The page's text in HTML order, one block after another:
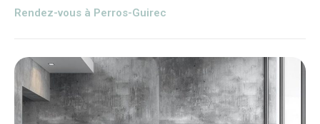
Rendez-vous à Perros-Guirec